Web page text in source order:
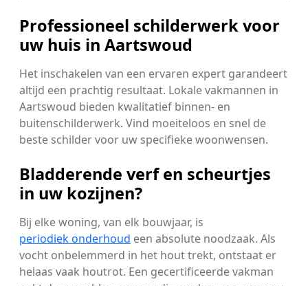
Professioneel schilderwerk voor
uw huis in Aartswoud
Het inschakelen van een ervaren expert garandeert
altijd een prachtig resultaat. Lokale vakmannen in
Aartswoud bieden kwalitatief binnen- en
buitenschilderwerk. Vind moeiteloos en snel de
beste schilder voor uw specifieke woonwensen.
Bladderende verf en scheurtjes
in uw kozijnen?
Bij elke woning, van elk bouwjaar, is
periodiek onderhoud een absolute noodzaak. Als
vocht onbelemmerd in het hout trekt, ontstaat er
helaas vaak houtrot. Een gecertificeerde vakman